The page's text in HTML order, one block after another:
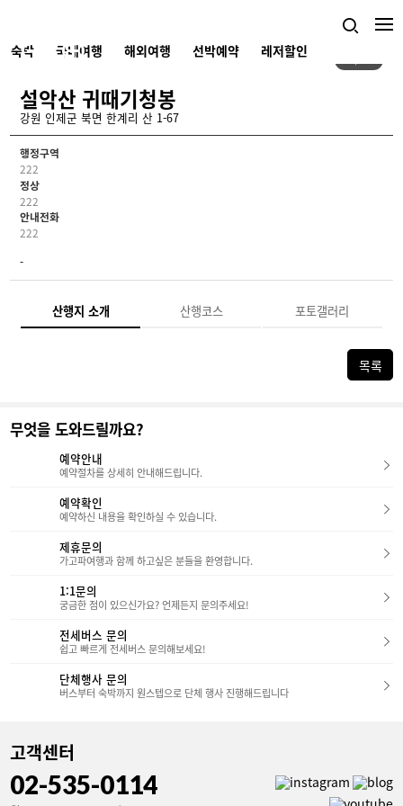
숙박 국내여행 해외여행 선박예약 레저할인
설악산 귀때기청봉
강원 인제군 북면 한계리 산 1-67
행정구역
222
정상
222
안내전화
222
-
산행지 소개 산행코스 포토갤러리
목록
무엇을 도와드릴까요?
예약안내
예약절차를 상세히 안내해드립니다.
예약확인
예약하신 내용을 확인하실 수 있습니다.
제휴문의
가고파여행과 함께 하고싶은 분들을 환영합니다.
1:1문의
궁금한 점이 있으신가요? 언제든지 문의주세요!
전세버스 문의
쉽고 빠르게 전세버스 문의해보세요!
단체행사 문의
버스부터 숙박까지 원스텝으로 단체 행사 진행해드립니다
고객센터
02-535-0114